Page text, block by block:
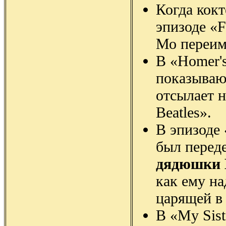
Когда
эпизоде
Мо
В
отсылает
Beatles».
В эпизоде
был
дядюшки
как ему
царящей в
В «My